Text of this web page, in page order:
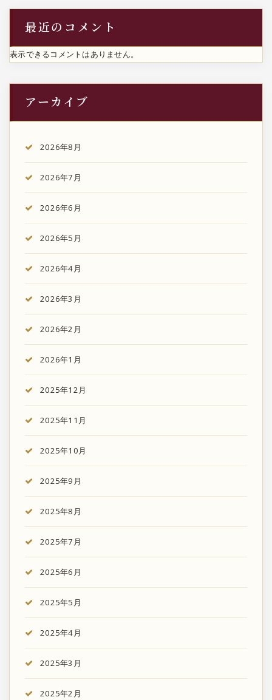
最近のコメント
表示できるコメントはありません。
アーカイブ
2026年8月
2026年7月
2026年6月
2026年5月
2026年4月
2026年3月
2026年2月
2026年1月
2025年12月
2025年11月
2025年10月
2025年9月
2025年8月
2025年7月
2025年6月
2025年5月
2025年4月
2025年3月
2025年2月